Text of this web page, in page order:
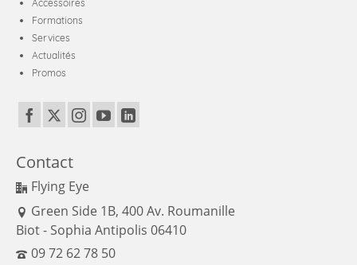
Accessoires
Formations
Services
Actualités
Promos
Contact
Flying Eye
Green Side 1B, 400 Av. Roumanille
Biot - Sophia Antipolis 06410
09 72 62 78 50